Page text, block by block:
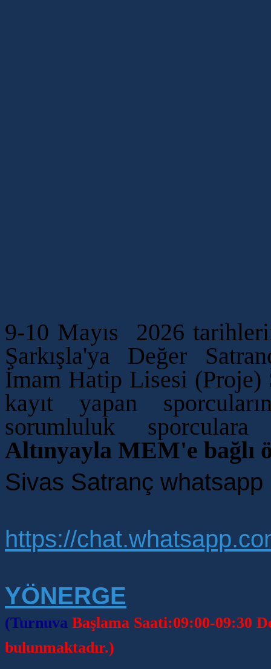
9-10 Mayıs 2026
Şarkışla'ya Değer
İmam Hatip Lisesi (Proje)
kayıt yapan
sorumluluk
Altınyayla MEM'e bağlı
Sivas Satranç
https://
YÖNERGE
(Turnuva Başlama Saati:09:00-09:30
bulunmaktadır.)